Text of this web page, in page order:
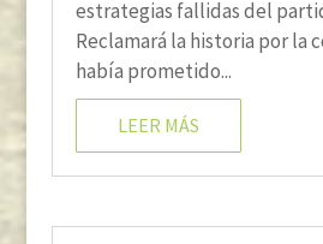
estrategias fallidas del
Reclamará la historia por la
había prometido...
LEER MÁS